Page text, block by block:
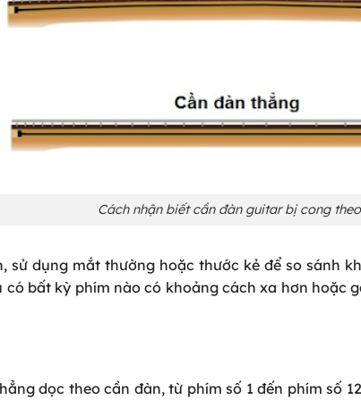
Cách nhận biết cần đàn guitar bị cong
sử dụng mắt thường hoặc thước kẻ để so sánh
có bất kỳ phím nào có khoảng cách xa hơn hoặc
dọc theo cần đàn, từ phím số 1 đến phím số